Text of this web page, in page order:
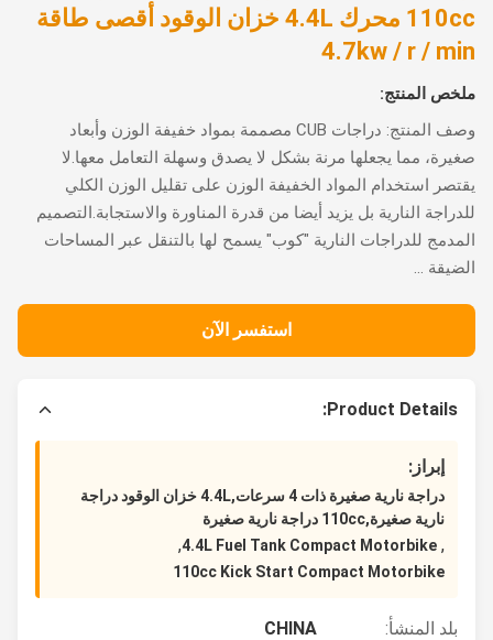
110cc محرك 4.4L خزان الوقود أقصى طاقة
4.7kw / r /
المنتج:
وصف المنتج: دراجات CUB مصممة بمواد خفيفة الوزن وأبعاد
مما يجعلها مرنة بشكل لا يصدق وسهلة التعامل معها.لا
استخدام المواد الخفيفة الوزن على تقليل الوزن الكلي
النارية بل يزيد أيضا من قدرة المناورة والاستجابة.التصميم
للدراجات النارية "كوب" يسمح لها بالتنقل عبر المساحات
...
استفسر الآن
Product Details:
إبراز:
دراجة نارية صغيرة ذات 4 سرعات,4.4L خزان الوقود دراجة
نارية صغيرة,110cc دراجة نارية صغيرة
4.4L Fuel Tank Compact Motorbike
110cc Kick Start Compact Motorbike
بلد المنشأ:
CHINA